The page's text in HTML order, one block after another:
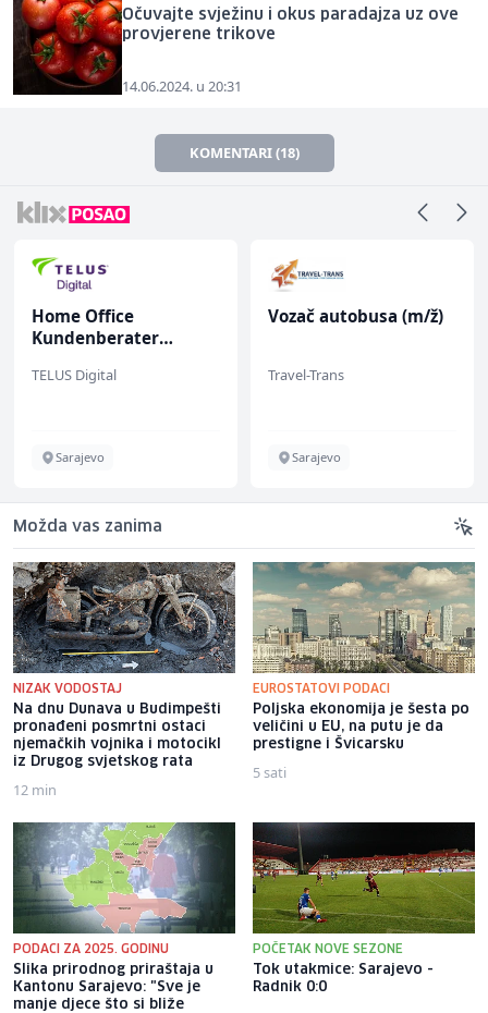
Očuvajte svježinu i okus paradajza uz ove
provjerene trikove
14.06.2024. u 20:31
KOMENTARI (18)
Home Office
Kundenberater
TELUS Digital
Sarajevo
Vozač autobusa (m/ž)
Travel-Trans
Sarajevo
Možda vas zanima
NIZAK VODOSTAJ
Na dnu Dunava u Budimpešti
pronađeni posmrtni ostaci
njemačkih vojnika i motocikl
iz Drugog svjetskog rata
12 min
EUROSTATOVI PODACI
Poljska ekonomija je šesta po
veličini u EU, na putu je da
prestigne i Švicarsku
5 sati
PODACI ZA 2025. GODINU
Slika prirodnog priraštaja u
Kantonu Sarajevo: "Sve je
manje djece što si bliže
POČETAK NOVE SEZONE
Tok utakmice: Sarajevo -
Radnik 0:0